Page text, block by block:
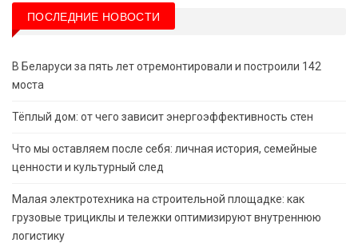
ПОСЛЕДНИЕ НОВОСТИ
В Беларуси за пять лет отремонтировали и построили 142
моста
Тёплый дом: от чего зависит энергоэффективность стен
Что мы оставляем после себя: личная история, семейные
ценности и культурный след
Малая электротехника на строительной площадке: как
грузовые трициклы и тележки оптимизируют внутреннюю
логистику